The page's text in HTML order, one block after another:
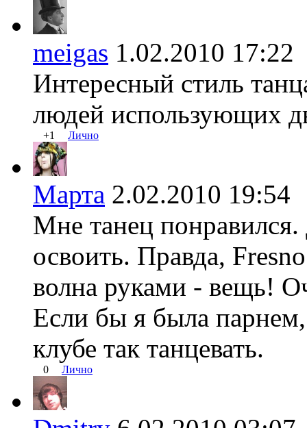
meigas 1.02.2010
Интересный стиль
людей использующих
+1 Лично
Марта 2.02.2010
Мне танец
освоить. Правда,
волна руками - вещь!
Если бы я была
клубе так танцевать.
0 Лично